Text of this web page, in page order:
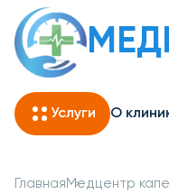
Услуги О
Главная Медцентр